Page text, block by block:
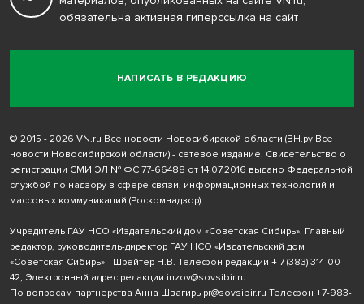
НАПИСАТЬ В РЕДАКЦИЮ
обязательна активная гиперссылка на сайт
© 2015 - 2026 VN.ru Все новости Новосибирской области (ВН.ру Все
новости Новосибирской области) - сетевое издание. Свидетельство о
регистрации СМИ ЭЛ № ФС 77-66488 от 14.07.2016 выдано Федеральной
службой по надзору в сфере связи, информационных технологий и
массовых коммуникаций (Роскомнадзор)
Учредитель ГАУ НСО «Издательский дом «Советская Сибирь». Главный
редактор, руководитель-директор ГАУ НСО «Издательский дом
«Советская Сибирь» - Шрейтер Н.В. Телефон редакции + 7 (383) 314-00-
42; Электронный адрес редакции inzov@sovsibir.ru
По вопросам партнерства Анна Швагирь pr@sovsibir.ru Телефон +7-983-